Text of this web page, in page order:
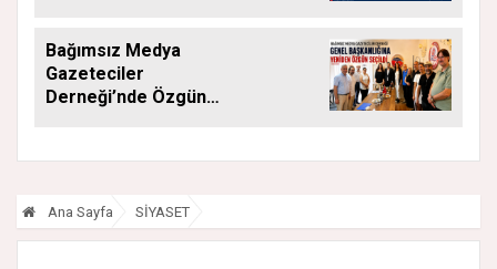
Bağımsız Medya
Gazeteciler
Derneği’nde Özgün
Ana Sayfa SİYASET